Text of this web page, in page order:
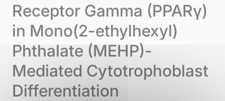
Receptor Gamma (PPARγ)
in Mono(2-ethylhexyl)
Phthalate (MEHP)-
Mediated Cytotrophoblast
Differentiation